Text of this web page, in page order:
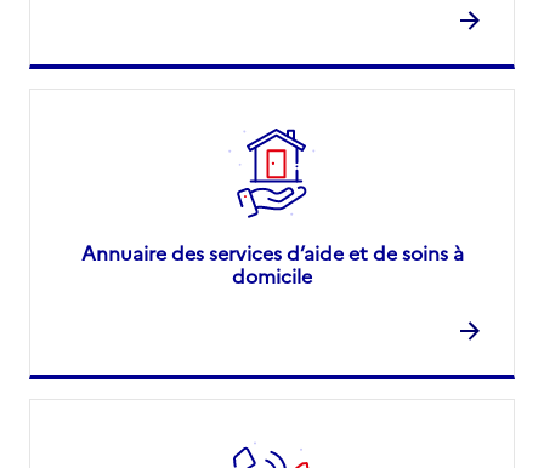
Annuaire des services d’aide et de soins à
domicile